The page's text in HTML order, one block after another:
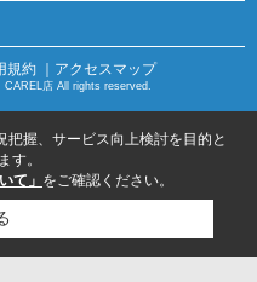
規約 ｜アクセスマップ
店 All rights reserved.
握、サービス向上検討を目的と
す。
て」 をご確認ください。